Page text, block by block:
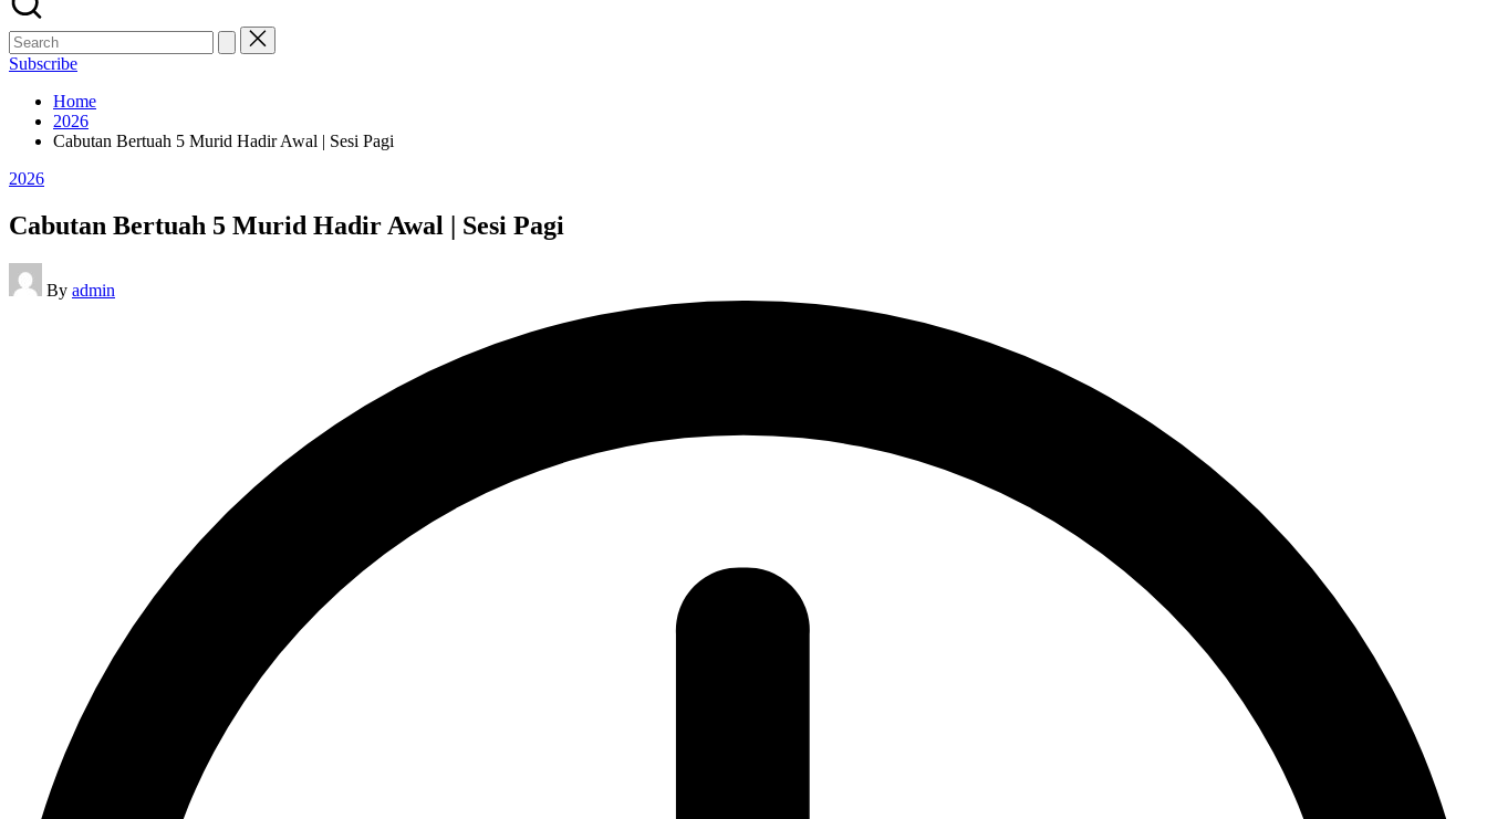
Search
for:
Subscribe
Home
2026
Cabutan Bertuah 5 Murid Hadir Awal | Sesi Pagi
Posted
2026
Cabutan Bertuah 5 Murid Hadir Awal | Sesi Pagi
Posted
by
By admin